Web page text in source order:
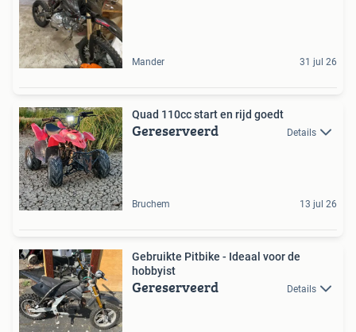
Mander 31 jul 26
Quad 110cc start en rijd goedt
Gereserveerd Details
Bruchem 13 jul 26
Gebruikte Pitbike - Ideaal voor de
hobbyist
Gereserveerd Details